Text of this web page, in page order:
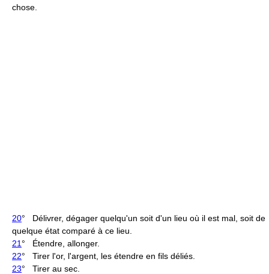
chose.
20° Délivrer, dégager quelqu'un soit d'un lieu où il est mal, soit de
quelque état comparé à ce lieu.
21 ° Étendre, allonger.
22° Tirer l'or, l'argent, les étendre en fils déliés.
23° Tirer au sec.